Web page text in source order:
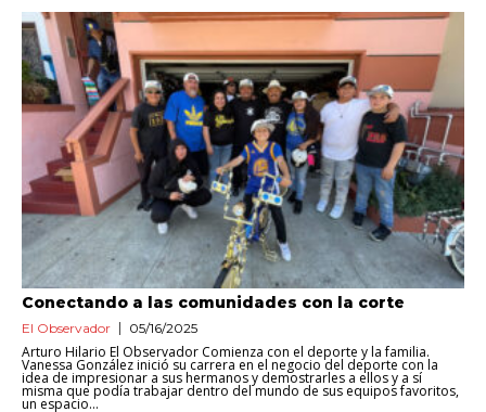
Conectando a las comunidades con la corte
El Observador 05/16/2025
Arturo Hilario El Observador Comienza con el deporte y la familia.
Vanessa González inició su carrera en el negocio del deporte con la
idea de impresionar a sus hermanos y demostrarles a ellos y a sí
misma que podía trabajar dentro del mundo de sus equipos favoritos,
un espacio...